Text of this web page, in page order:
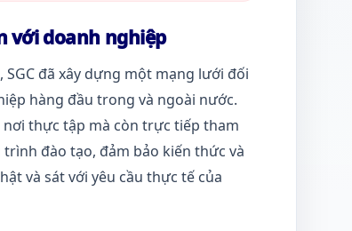
với doanh nghiệp
đã xây dựng một mạng lưới đối
hàng đầu trong và ngoài nước.
thực tập mà còn trực tiếp tham
đào tạo, đảm bảo kiến thức và
và sát với yêu cầu thực tế của